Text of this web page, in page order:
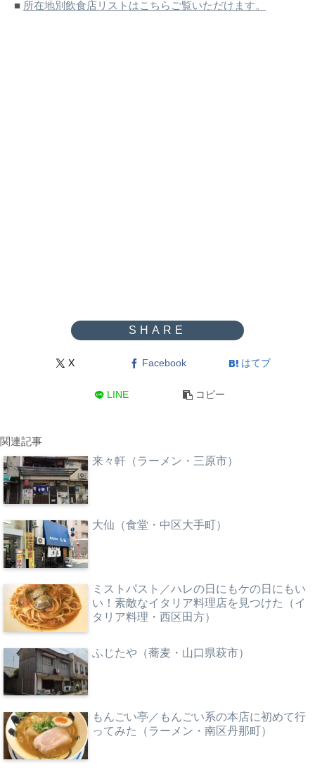
■ 所在地別飲食店リストはこちらご覧いただけます。
X Facebook はてブ
LINE コピー
関連記事
来々軒（ラーメン・三原市）
大仙（食堂・中区大手町）
ミストパスト／ハレの日にもケの日にもい
い！素敵なイタリア料理店を見つけた（イ
タリア料理・西区田方）
ふじたや（蕎麦・山口県萩市）
もんごい亭／もんごい系の本店に初めて行
ってみた（ラーメン・南区丹那町）